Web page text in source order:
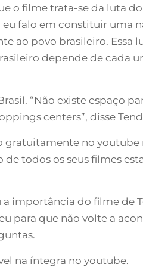
o filme trata-se da luta
falo em constituir uma
ao povo brasileiro. Essa
depende de cada
“Não existe espaço
centers”, disse
no
todos os seus filmes
importância do filme de
que não volte a
na íntegra no youtube.